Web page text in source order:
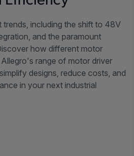
trends, including the shift to 48V
and the paramount
how different motor
range of motor driver
designs, reduce costs, and
in your next industrial